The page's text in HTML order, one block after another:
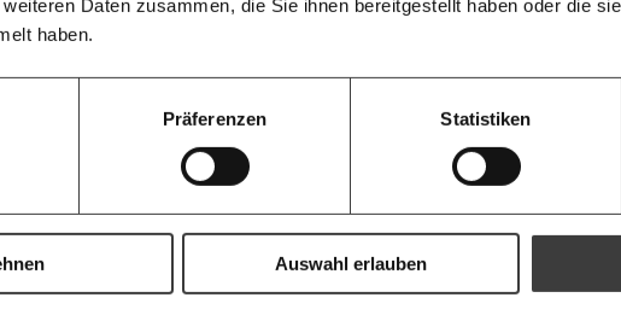
Daten zusammen, die Sie ihnen bereitgestellt haben oder die
haben.
Präferenzen Statistiken
Auswahl erlauben
Die Gute
und Antworten. Ich spende einmalig
100€
Ich möchte
Threads RSS
Bluesky
pic.twitter.com/
(@pablodiabolo)June
11, 2024